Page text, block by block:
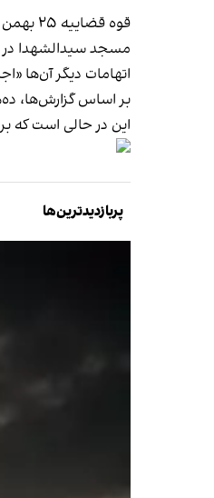
قوه
مسجد سیدالشهدا
اتهامات دیگر آن‌ها
بر اساس گزارش‌ها،
این در حالی است که
پربازدیدترین‌ها